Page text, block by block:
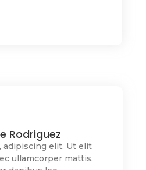
Rodriguez
adipiscing elit. Ut elit
ullamcorper mattis,